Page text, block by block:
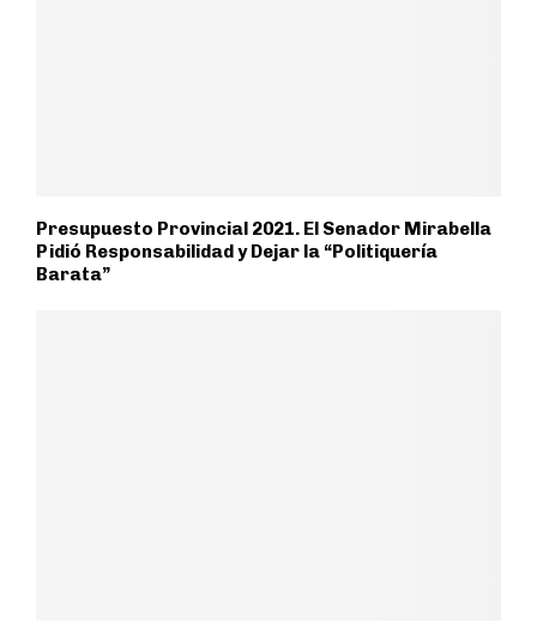
Presupuesto Provincial 2021. El Senador Mirabella
Pidió Responsabilidad y Dejar la “Politiquería
Barata”